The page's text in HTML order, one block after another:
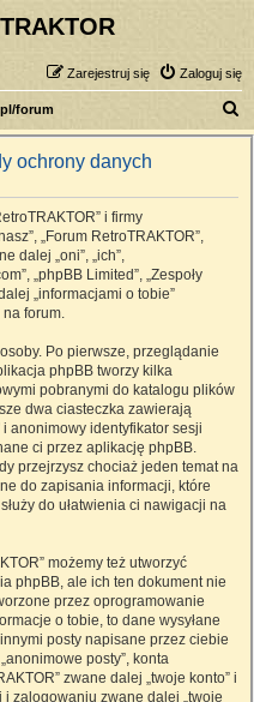
Zaloguj się
Zarejestruj się
forum
z
ochrony danych
i firmy
„Forum RetroTRAKTOR”,
dalej „oni”, „ich”,
„phpBB Limited”, „Zespoły
„informacjami o tobie”
forum.
Po pierwsze, przeglądanie
phpBB tworzy kilka
pobranymi do katalogu plików
dwa ciasteczka zawierają
anonimowy identyfikator sesji
ci przez aplikację phpBB.
przejrzysz chociaż jeden temat na
do zapisania informacji, które
do ułatwienia ci nawigacji na
możemy też utworzyć
phpBB, ale ich ten dokument nie
przez oprogramowanie
o tobie, to dane wysyłane
posty napisane przez ciebie
posty”, konta
zwane dalej „twoje konto” i
zalogowaniu zwane dalej „twoje